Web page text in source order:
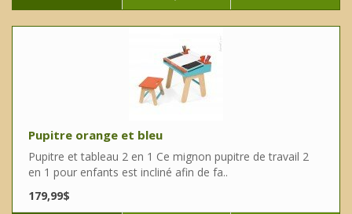
Pupitre orange et bleu
Pupitre et tableau 2 en 1 Ce mignon pupitre de travail 2
en 1 pour enfants est incliné afin de fa..
179,99$